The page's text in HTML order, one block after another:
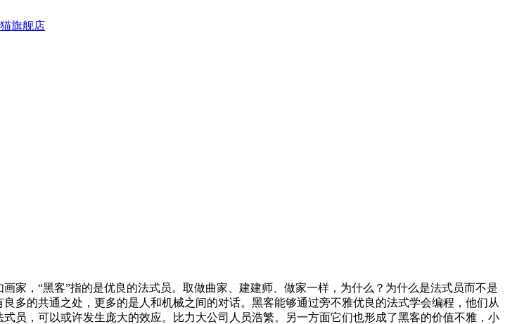
旗舰店
，“黑客”指的是优良的法式员。取做曲家、建建师、做家一样，为什么？为什么是法式员而不是
多的共通之处，更多的是人和机械之间的对话。黑客能够通过旁不雅优良的法式学会编程，他们从
员，可以或许发生庞大的效应。比力大公司人员浩繁。另一方面它们也形成了黑客的价值不雅，小